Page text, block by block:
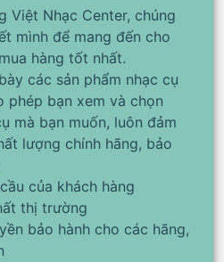
Việt Nhạc Center, chúng
mình để mang đến cho
hàng tốt nhất.
các sản phẩm nhạc cụ
phép bạn xem và chọn
mà bạn muốn, luôn đảm
lượng chính hãng, bảo
của khách hàng
thị trường
bảo hành cho các hãng,